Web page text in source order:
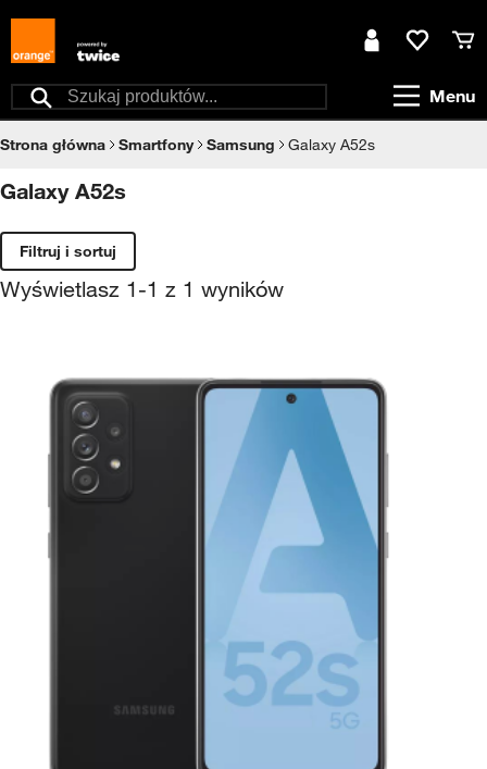
Przejdź do treści
Menu
Szukaj
Moje kontoUlubione
Strona główna Smartfony Samsung Galaxy A52s
Galaxy A52s
Filtruj i sortuj
Wyświetlasz 1-1 z 1 wyników